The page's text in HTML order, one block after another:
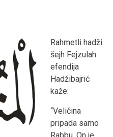
Rahmetli hadži
šejh Fejzulah
efendija
Hadžibajrić
kaže:
“Veličina
pripada samo